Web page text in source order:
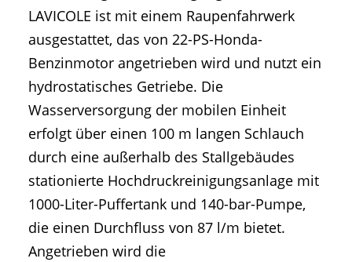
LAVICOLE ist mit einem Raupenfahrwerk
ausgestattet, das von 22-PS-Honda-
Benzinmotor angetrieben wird und nutzt ein
hydrostatisches Getriebe. Die
Wasserversorgung der mobilen Einheit
erfolgt über einen 100 m langen Schlauch
durch eine außerhalb des Stallgebäudes
stationierte Hochdruckreinigungsanlage mit
1000-Liter-Puffertank und 140-bar-Pumpe,
die einen Durchfluss von 87 l/m bietet.
Angetrieben wird die